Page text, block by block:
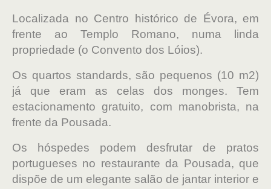
Localizada no Centro histórico de Évora, em
frente ao Templo Romano, numa linda
propriedade (o Convento dos Lóios).
Os quartos standards, são pequenos (10 m2)
já que eram as celas dos monges. Tem
estacionamento gratuito, com manobrista, na
frente da Pousada.
Os hóspedes podem desfrutar de pratos
portugueses no restaurante da Pousada, que
dispõe de um elegante salão de jantar interior e